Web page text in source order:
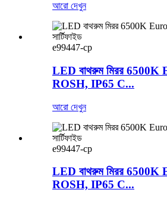
আরো দেখুন
e99447-cp
LED বাথরুম মিরর 6500K
ROSH, IP65 C...
আরো দেখুন
e99447-cp
LED বাথরুম মিরর 6500K
ROSH, IP65 C...